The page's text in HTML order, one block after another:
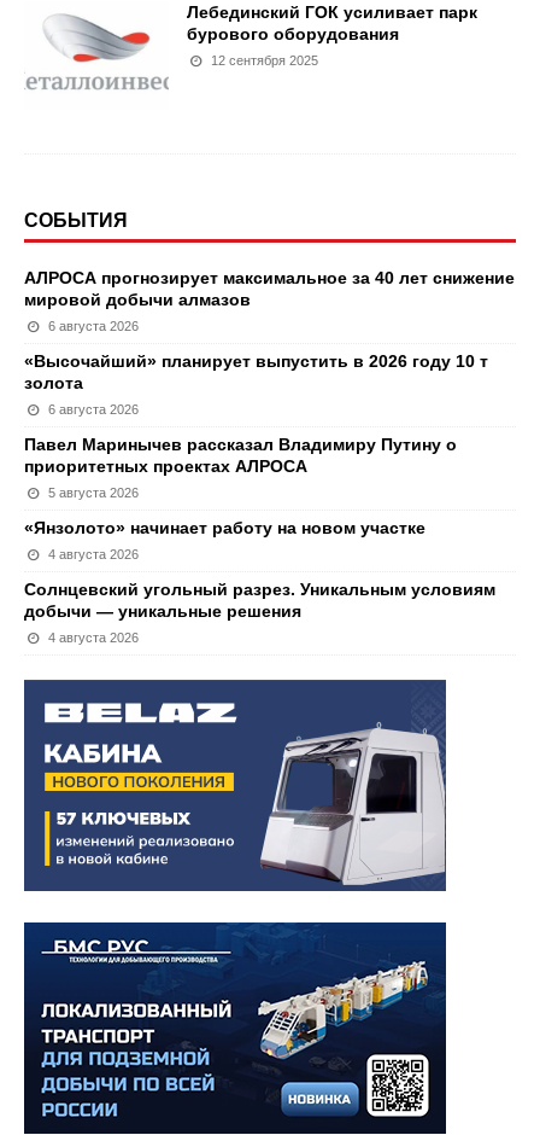
Лебединский ГОК усиливает парк
бурового оборудования
12 сентября 2025
СОБЫТИЯ
АЛРОСА прогнозирует максимальное за 40 лет снижение
мировой добычи алмазов
6 августа 2026
«Высочайший» планирует выпустить в 2026 году 10 т
золота
6 августа 2026
Павел Маринычев рассказал Владимиру Путину о
приоритетных проектах АЛРОСА
5 августа 2026
«Янзолото» начинает работу на новом участке
4 августа 2026
Солнцевский угольный разрез. Уникальным условиям
добычи — уникальные решения
4 августа 2026